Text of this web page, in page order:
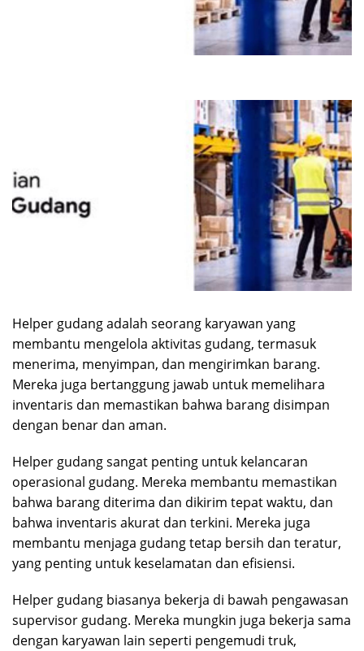
Helper gudang adalah seorang karyawan yang
membantu mengelola aktivitas gudang, termasuk
menerima, menyimpan, dan mengirimkan barang.
Mereka juga bertanggung jawab untuk memelihara
inventaris dan memastikan bahwa barang disimpan
dengan benar dan aman.
Helper gudang sangat penting untuk kelancaran
operasional gudang. Mereka membantu memastikan
bahwa barang diterima dan dikirim tepat waktu, dan
bahwa inventaris akurat dan terkini. Mereka juga
membantu menjaga gudang tetap bersih dan teratur,
yang penting untuk keselamatan dan efisiensi.
Helper gudang biasanya bekerja di bawah pengawasan
supervisor gudang. Mereka mungkin juga bekerja sama
dengan karyawan lain seperti pengemudi truk,